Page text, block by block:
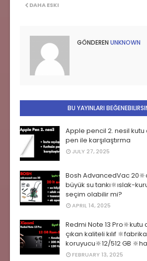
DAHA ESKI
GÖNDEREN UNKNOWN
BU YAYINLARI
Apple pencil 2. nesil kutu
pen ile karşılaştırma
JULY 27, 2025
Bosh AdvancedVac
büyük su tankı🔆ıslak-
seçim olabilir mi?
APRIL 14, 2025
Redmi Note 13 Pro🔆kutu
çıkan kaliteli kılıf
koruyucu🔆12/512 GB
FEBRUARY 13, 2025